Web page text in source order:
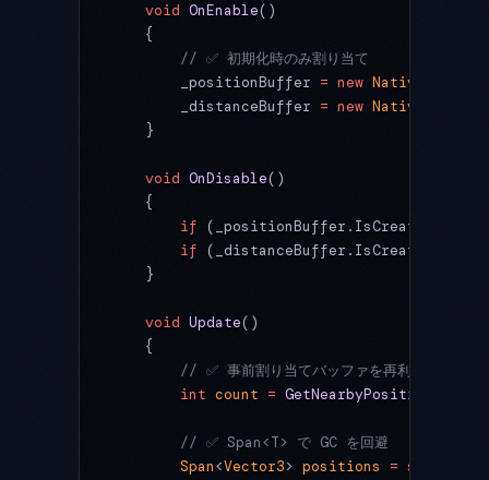
    void
OnEnable()
    {
        // ✅ 初期化時のみ割り当て
        _positionBuffer
= new NativeArray
        _distanceBuffer
= new NativeArray
    }
    void
OnDisable()
    {
        if
(_positionBuffer.IsCreated)
        if
(_distanceBuffer.IsCreated)
    }
    void
Update()
    {
        // ✅ 事前割り当てバッファを再利用
        int
count = GetNearbyPositions
        // ✅ Span<T> で GC を回避
        Span
<Vector3> positions =